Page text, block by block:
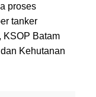
proses
tanker
KSOP Batam
Kehutanan